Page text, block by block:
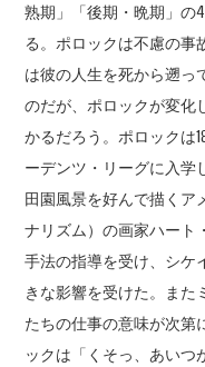
熟期」「後期・晩期」の
る。ポロックは不慮の事
は彼の人生を死から遡っ
のだが、ポロックが変化
かるだろう。ポロックは
ーデンツ・リーグに入学
田園風景を好んで描くア
ナリズム）の画家ハート
手法の指導を受け、シケ
きな影響を受けた。また
たちの仕事の意味が次第
ックは「くそっ、あいつ